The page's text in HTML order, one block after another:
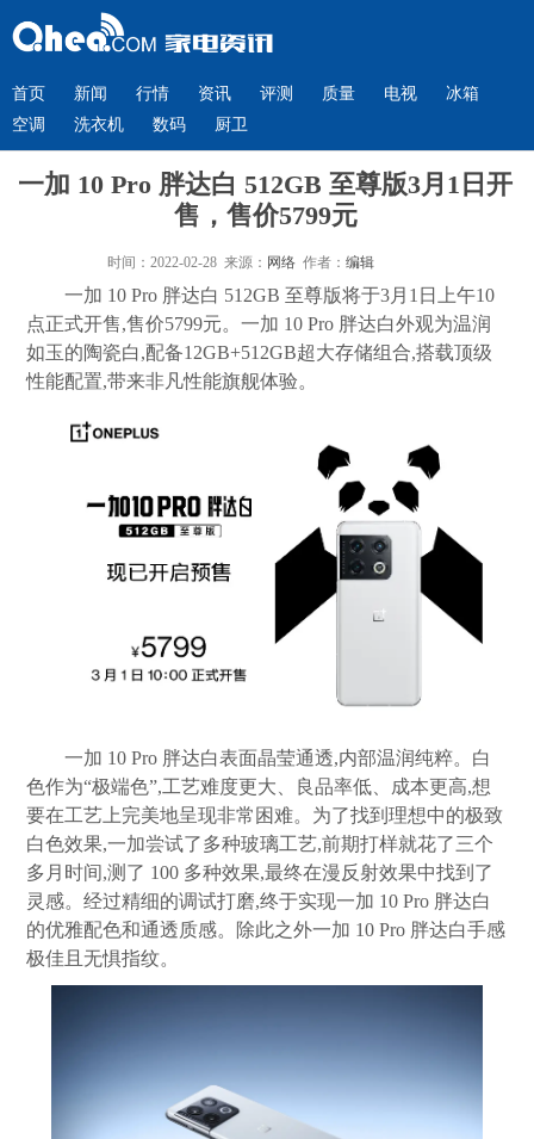
首页 新闻 行情 资讯 评测 质量 电视
冰箱
空调
洗衣机 数码 厨卫
一加 10 Pro 胖达白 512GB 至尊版3月1日开
售，售价5799元
时间：2022-02-28 来源： 网络作者： 编辑
一加 10 Pro 胖达白 512GB 至尊版将于3月1日上午10
点正式开售,售价5799元。一加 10 Pro 胖达白外观为温润
如玉的陶瓷白,配备12GB+512GB超大存储组合,搭载顶级
性能配置,带来非凡性能旗舰体验。
一加 10 Pro 胖达白表面晶莹通透,内部温润纯粹。白
色作为“极端色”,工艺难度更大、良品率低、成本更高,想
要在工艺上完美地呈现非常困难。为了找到理想中的极致
白色效果,一加尝试了多种玻璃工艺,前期打样就花了三个
多月时间,测了 100 多种效果,最终在漫反射效果中找到了
灵感。经过精细的调试打磨,终于实现一加 10 Pro 胖达白
的优雅配色和通透质感。除此之外一加 10 Pro 胖达白手感
极佳且无惧指纹。